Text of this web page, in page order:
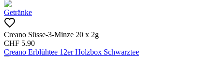
Getränke
Creano Süsse-3-Minze 20 x 2g
CHF 5.90
Creano Erblühtee 12er Holzbox Schwarztee